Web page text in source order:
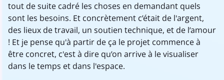
tout de suite cadré les choses en demandant quels
sont les besoins. Et concrètement c’était de l'argent,
des lieux de travail, un soutien technique, et de l’amour
! Et je pense qu'à partir de ça le projet commence à
être concret, c'est à dire qu’on arrive à le visualiser
dans le temps et dans l'espace.